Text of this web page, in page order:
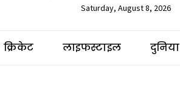
Saturday, August 8, 2026
क्रिकेट लाइफस्टाइल दुनिया